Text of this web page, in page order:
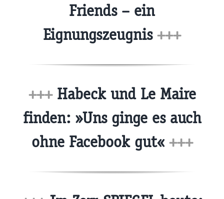
Friends – ein
Eignungszeugnis +++
+++Habeck und Le Maire
finden: »Uns ginge es auch
ohne Facebook gut« +++